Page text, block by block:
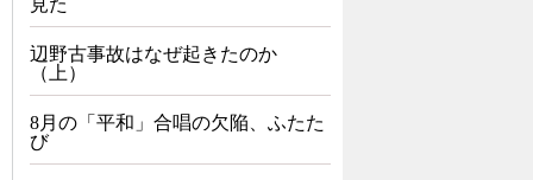
見た
辺野古事故はなぜ起きたのか
（上）
8月の「平和」合唱の欠陥、ふたた
び